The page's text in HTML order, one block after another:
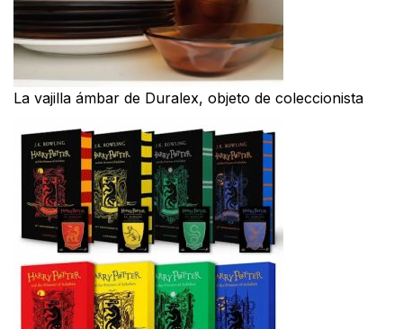
La vajilla ámbar de Duralex, objeto de coleccionista